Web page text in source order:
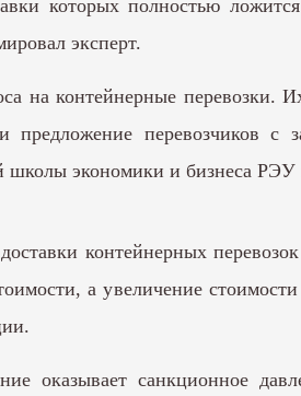
которых полностью
эксперт.
на контейнерные
перевозчиков
школы экономики и бизнеса
контейнерных
а увеличение
оказывает санкционное